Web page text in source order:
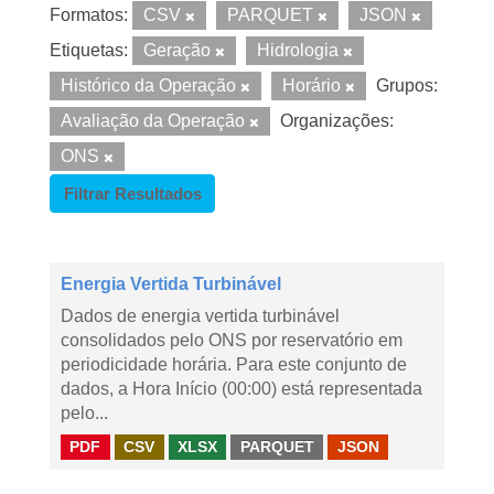
Formatos: CSV PARQUET
JSON
Etiquetas:
Geração
Hidrologia
Histórico da Operação
Horário
Grupos:
Avaliação da Operação
Organizações:
ONS
Filtrar Resultados
Energia Vertida Turbinável
Dados de energia vertida turbinável
consolidados pelo ONS por reservatório em
periodicidade horária. Para este conjunto de
dados, a Hora Início (00:00) está representada
pelo...
PDF CSV XLSX PARQUET JSON